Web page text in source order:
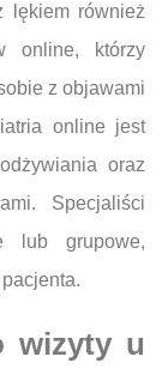
lękiem również
online, którzy
z objawami
online jest
oraz
Specjaliści
lub grupowe,
wizyty u